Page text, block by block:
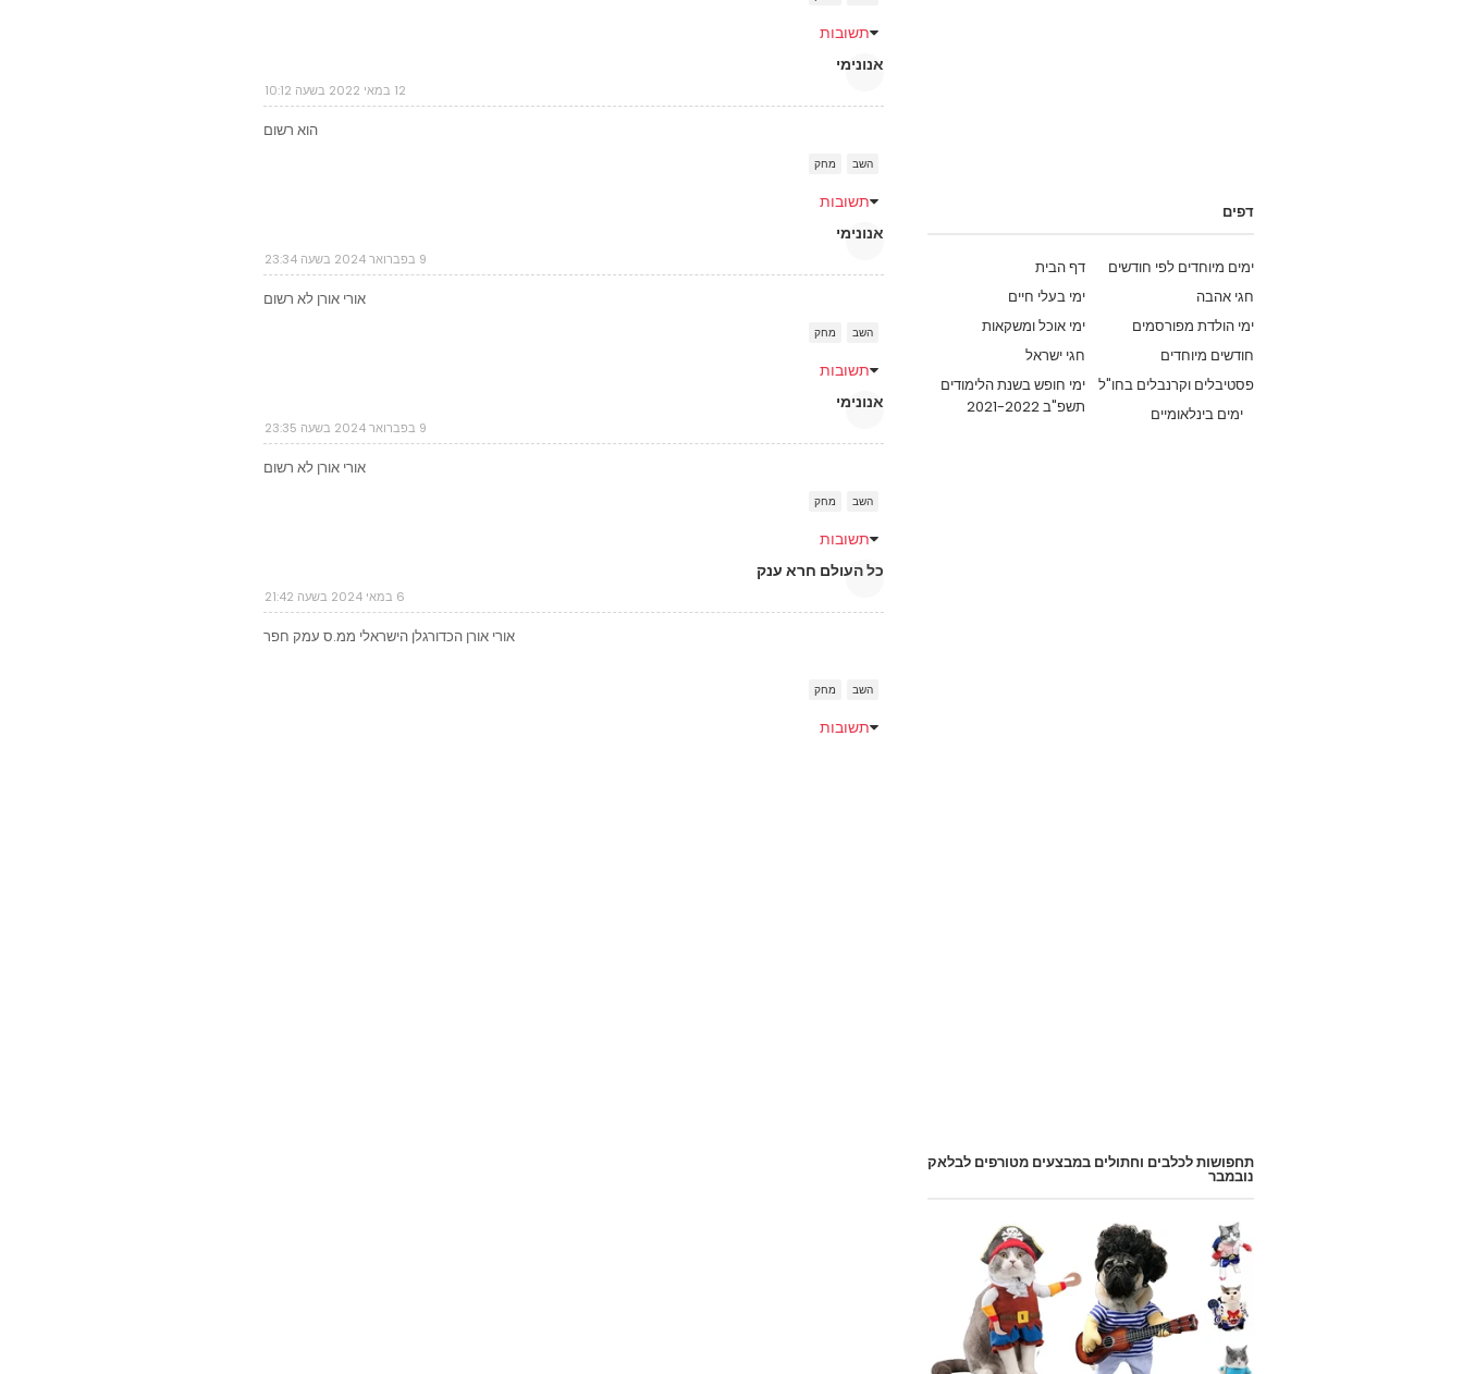
תשובות
אנונימי
12 במאי 2022 בשעה 10:12
הוא רשום
השב מחק
תשובות
אנונימי
9 בפברואר 2024 בשעה 23:34
אורי אורן לא רשום
השב מחק
תשובות
אנונימי
9 בפברואר 2024 בשעה 23:35
אורי אורן לא רשום
השב מחק
תשובות
כל העולם חרא ענק
6 במאי 2024 בשעה 21:42
אורי אורן הכדורגלן הישראלי ממ.ס עמק חפר
השב מחק
תשובות
דפים
דף הבית
ימים מיוחדים לפי חודשים
ימי בעלי חיים
חגי אהבה
ימי אוכל ומשקאות
ימי הולדת מפורסמים
חגי ישראל
חודשים מיוחדים
ימי חופש בשנת הלימודים
תשפ"ב 2021-2022
פסטיבלים וקרנבלים בחו"ל
ימים בינלאומיים
תחפושות לכלבים וחתולים במבצעים מטורפים לבלאק
נובמבר